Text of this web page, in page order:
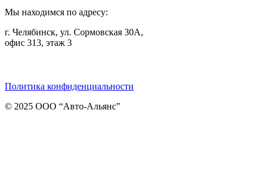
Мы находимся по адресу:
г. Челябинск, ул. Сормовская 30А,
офис 313, этаж 3
Политика конфиденциальности
© 2025 ООО “Авто-Альянс”